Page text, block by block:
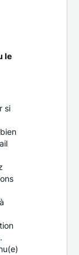
le
si